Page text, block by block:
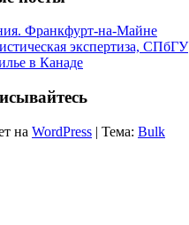
Франкфурт-на-Майне
экспертиза, СПбГУ
в Канаде
на WordPress | Тема: Bulk